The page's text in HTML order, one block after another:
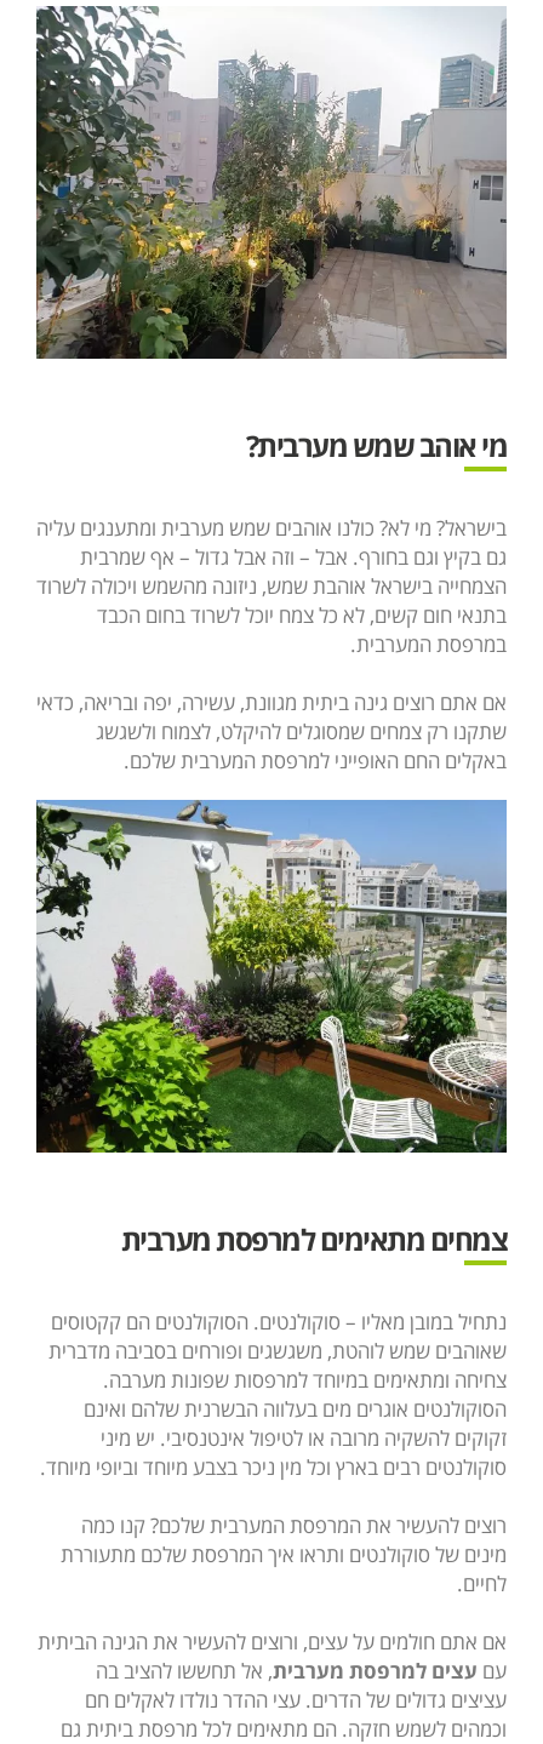
מי אוהב שמש מערבית?
בישראל? מי לא? כולנו אוהבים שמש מערבית ומתענגים עליה
גם בקיץ וגם בחורף. אבל – וזה אבל גדול – אף שמרבית
הצמחייה בישראל אוהבת שמש, ניזונה מהשמש ויכולה לשרוד
בתנאי חום קשים, לא כל צמח יוכל לשרוד בחום הכבד
במרפסת המערבית.
אם אתם רוצים גינה ביתית מגוונת, עשירה, יפה ובריאה, כדאי
שתקנו רק צמחים שמסוגלים להיקלט, לצמוח ולשגשג
באקלים החם האופייני למרפסת המערבית שלכם.
צמחים מתאימים למרפסת מערבית
נתחיל במובן מאליו – סוקולנטים. הסוקולנטים הם קקטוסים
שאוהבים שמש לוהטת, משגשגים ופורחים בסביבה מדברית
צחיחה ומתאימים במיוחד למרפסות שפונות מערבה.
הסוקולנטים אוגרים מים בעלווה הבשרנית שלהם ואינם
זקוקים להשקיה מרובה או לטיפול אינטנסיבי. יש מיני
סוקולנטים רבים בארץ וכל מין ניכר בצבע מיוחד וביופי מיוחד.
רוצים להעשיר את המרפסת המערבית שלכם? קנו כמה
מינים של סוקולנטים ותראו איך המרפסת שלכם מתעוררת
לחיים.
אם אתם חולמים על עצים, ורוצים להעשיר את הגינה הביתית
עם עצים למרפסת מערבית, אל תחששו להציב בה
עציצים גדולים של הדרים. עצי ההדר נולדו לאקלים חם
וכמהים לשמש חזקה. הם מתאימים לכל מרפסת ביתית גם